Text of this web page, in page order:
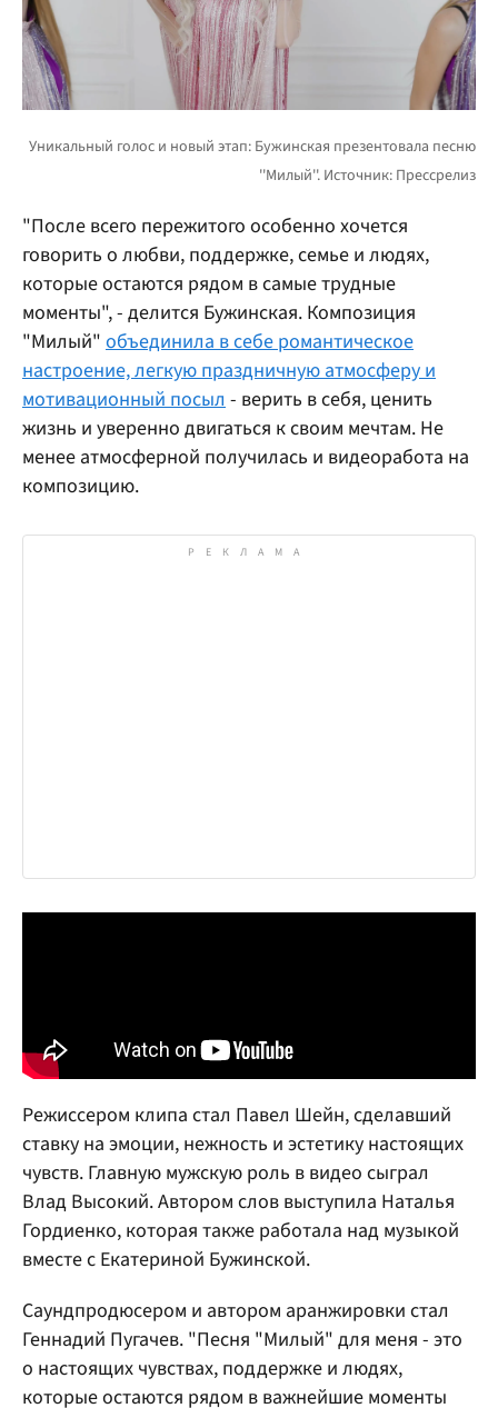
"После всего пережитого особенно хочется
говорить о любви, поддержке, семье и людях,
которые остаются рядом в самые трудные
моменты", - делится Бужинская. Композиция
"Милый" объединила в себе романтическое
настроение, легкую праздничную атмосферу и
мотивационный посыл - верить в себя, ценить
жизнь и уверенно двигаться к своим мечтам. Не
менее атмосферной получилась и видеоработа на
композицию.
Режиссером клипа стал Павел Шейн, сделавший
ставку на эмоции, нежность и эстетику настоящих
чувств. Главную мужскую роль в видео сыграл
Влад Высокий. Автором слов выступила Наталья
Гордиенко, которая также работала над музыкой
вместе с Екатериной Бужинской.
Саундпродюсером и автором аранжировки стал
Геннадий Пугачев. "Песня "Милый" для меня - это
о настоящих чувствах, поддержке и людях,
которые остаются рядом в важнейшие моменты